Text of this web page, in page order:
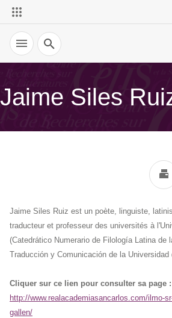
Recherche
Jaime Siles
Jaime Siles Ruiz est un poète, linguiste,
traducteur et professeur des universités à
(Catedrático Numerario de Filología Latina de
Traducción y Comunicación de la Universidad
Cliquer sur ce lien pour consulter sa page :
http://www.realacademiasancarlos.com/ilmo-
gallen/